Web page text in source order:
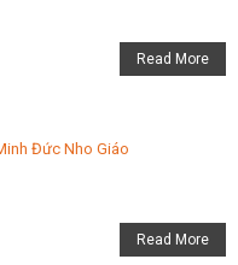
Read More
Đức Nho Giáo
Read More